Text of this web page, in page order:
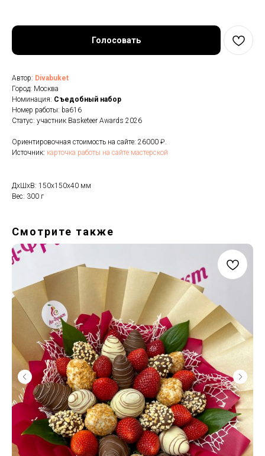
Голосовать
Автор: Divabuket
Город: Москва
Номинация: Cъедобный набор
Номер работы: ba616
Статус: участник Basketeer Awards 2026
Ориентировочная стоимость на сайте: 26000 ₽.
Источник: карточка работы на сайте мастерской
ДxШxВ: 150x150x40 мм
Вес: 300 г
Смотрите также